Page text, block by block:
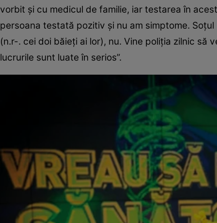
vorbit şi cu medicul de familie, iar testarea în
persoana testată pozitiv şi nu am simptome.
(n.r-. cei doi băieţi ai lor), nu. Vine poliţia zilnic să
lucrurile sunt luate în serios”.